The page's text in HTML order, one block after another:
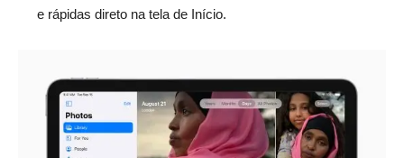
e rápidas direto na tela de Início.